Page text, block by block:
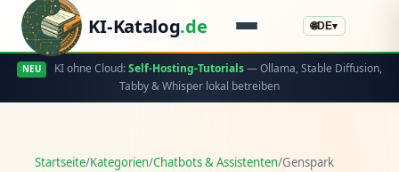
KI-Katalog.de 🌐DE▾
NEU KI ohne Cloud:Self-Hosting-Tutorials— Ollama, Stable Diffusion,
Tabby & Whisper lokal betreiben
Startseite/Kategorien/Chatbots & Assistenten/Genspark